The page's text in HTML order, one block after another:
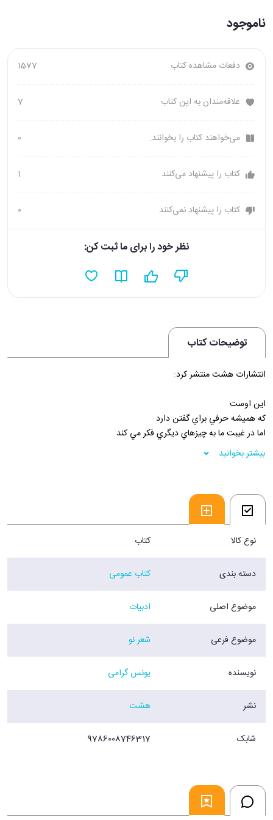
ناموجود
دفعات مشاهده کتاب 1577
علاقه‌مندان به این کتاب 7
می‌خواهند کتاب را بخوانند. 0
کتاب را پیشنهاد می‌کنند 1
کتاب را پیشنهاد نمی‌کنند 0
نظر خود را برای ما ثبت کن:
توضیحات کتاب
انتشارات هشت منتشر کرد:
اين اوست
که هميشه حرفي براي گفتن دارد
اما در غيبت ما به چيزهاي ديگري فکر مي کند
مثلا به باد
گاهي به علف
گاهي پي صحرا مي گردد
باد تنها معشوقه ي اوست
هر چيزي که بين شان رد و بدل مي شود
هزار سال بعد به ما مي رسد
بیشتر بخوانید
نوع کالا کتاب
دسته بندی کتاب عمومی
موضوع اصلی ادبیات
موضوع فرعی شعر نو
نویسنده یونس گرامی
نشر هشت
شابک 9786008746317